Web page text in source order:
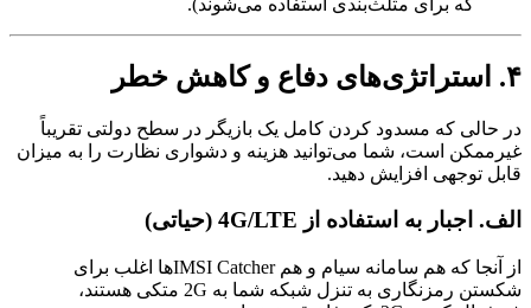
که برای مثلث‌بندی استفاده می‌شوند).
۴. استراتژی‌های دفاع و کاهش خطر
در حالی که مسدود کردن کامل یک بازیگر در سطح دولتی تقریباً
غیرممکن است، شما می‌توانید هزینه و دشواری نظارت را به میزان
قابل توجهی افزایش دهید.
الف. اجبار به استفاده از 4G/LTE (حیاتی)
از آنجا که هم سامانه سیام و هم IMSI Catcherها اغلب برای
شکستن رمزنگاری به تنزل شبکه شما به 2G متکی هستند،